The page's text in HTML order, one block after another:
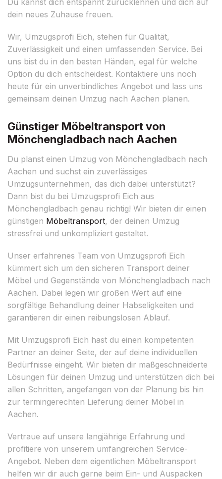
dein neues Zuhause freuen.
Wir, Umzugsprofi Eich, stehen für Qualität,
Zuverlässigkeit und einen umfassenden Service. Bei
uns bist du in den besten Händen, egal für welche
Option du dich entscheidest. Kontaktiere uns noch
heute für ein unverbindliches Angebot und lass uns
gemeinsam deinen Umzug nach Aachen planen.
Günstiger Möbeltransport von
Mönchengladbach nach Aachen
Du planst einen Umzug von Mönchengladbach nach
Aachen und suchst ein zuverlässiges
Umzugsunternehmen, das dich dabei unterstützt?
Dann bist du bei Umzugsprofi Eich aus
Mönchengladbach genau richtig! Wir bieten dir einen
günstigen Möbeltransport, der deinen Umzug
stressfrei und unkompliziert gestaltet.
Unser erfahrenes Team von Umzugsprofi Eich
kümmert sich um den sicheren Transport deiner
Möbel und Gegenstände von Mönchengladbach nach
Aachen. Dabei legen wir großen Wert auf eine
sorgfältige Behandlung deiner Habseligkeiten und
garantieren dir einen reibungslosen Ablauf.
Mit Umzugsprofi Eich hast du einen kompetenten
Partner an deiner Seite, der auf deine individuellen
Bedürfnisse eingeht. Wir bieten dir maßgeschneiderte
Lösungen für deinen Umzug und unterstützen dich bei
allen Schritten, angefangen von der Planung bis hin
zur termingerechten Lieferung deiner Möbel in
Aachen.
Vertraue auf unsere langjährige Erfahrung und
profitiere von unserem umfangreichen Service-
Angebot. Neben dem eigentlichen Möbeltransport
helfen wir dir auch gerne beim Ein- und Auspacken